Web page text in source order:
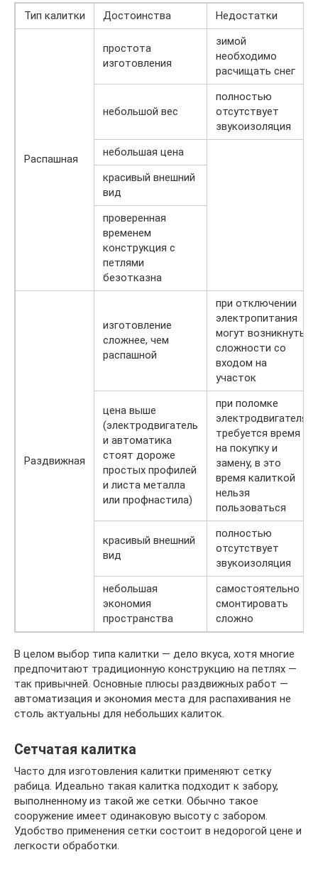
Тип калитки Достоинства Недостатки
Распашная
простота
изготовления
зимой
необходимо
расчищать снег
небольшой вес
полностью
отсутствует
звукоизоляция
небольшая цена
красивый внешний
вид
проверенная
временем
конструкция с
петлями
безотказна
Раздвижная
изготовление
сложнее, чем
распашной
при отключении
электропитания
могут возникнуть
сложности со
входом на
участок
цена выше
(электродвигатель
и автоматика
стоят дороже
простых профилей
и листа металла
или профнастила)
при поломке
электродвигателя
требуется время
на покупку и
замену, в это
время калиткой
нельзя
пользоваться
красивый внешний
вид
полностью
отсутствует
звукоизоляция
небольшая
экономия
пространства
самостоятельно
смонтировать
сложно
В целом выбор типа калитки — дело вкуса, хотя многие
предпочитают традиционную конструкцию на петлях —
так привычней. Основные плюсы раздвижных работ —
автоматизация и экономия места для распахивания не
столь актуальны для небольших калиток.
Сетчатая калитка
Часто для изготовления калитки применяют сетку
рабица. Идеально такая калитка подходит к забору,
выполненному из такой же сетки. Обычно такое
сооружение имеет одинаковую высоту с забором.
Удобство применения сетки состоит в недорогой цене и
легкости обработки.